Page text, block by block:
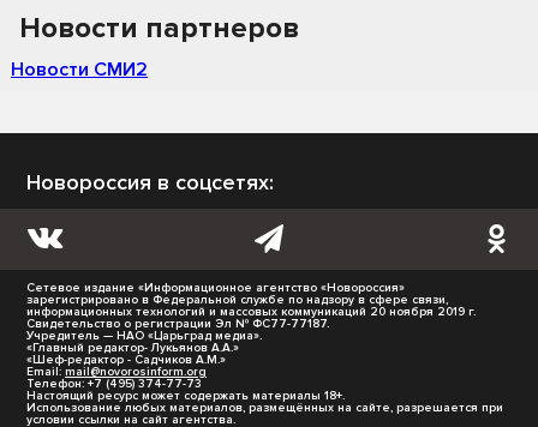
Новости партнеров
Новости СМИ2
Новороссия в соцсетях:
Сетевое издание «Информационное агентство «Новороссия»
зарегистрировано в Федеральной службе по надзору в сфере связи,
информационных технологий и массовых коммуникаций 20 ноября 2019 г.
Свидетельство о регистрации Эл № ФС77-77187.
Учредитель — НАО «Царьград медиа».
«Главный редактор- Лукьянов А.А.»
«Шеф-редактор - Садчиков А.М.»
Email: mail@novorosinform.org
Телефон: +7 (495) 374-77-73
Настоящий ресурс может содержать материалы 18+.
Использование любых материалов, размещённых на сайте, разрешается при
условии ссылки на сайт агентства.